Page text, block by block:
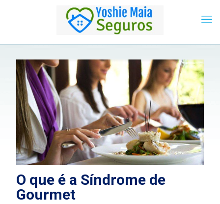
O que é a Síndrome de
Gourmet